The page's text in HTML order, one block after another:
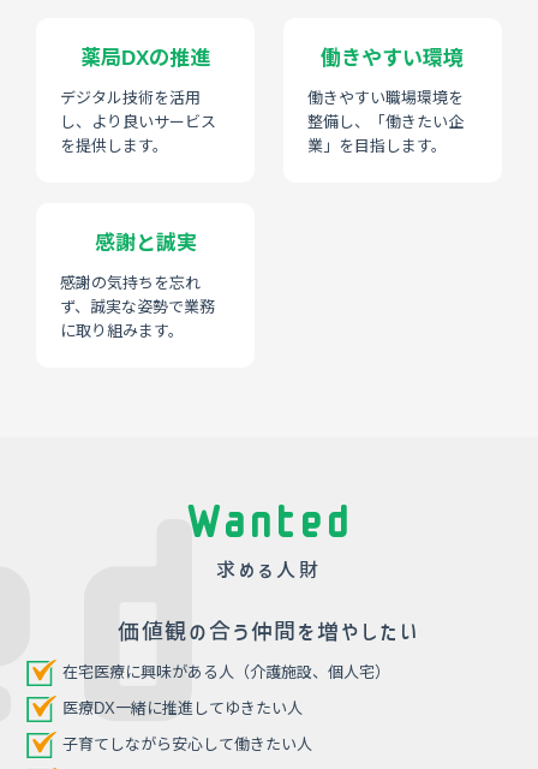
薬局DXの推進
デジタル技術を活用
し、より良いサービス
を提供します。
働きやすい環境
働きやすい職場環境を
整備し、「働きたい企
業」を目指します。
感謝と誠実
感謝の気持ちを忘れ
ず、誠実な姿勢で業務
に取り組みます。
Wanted
求める人財
価値観の合う仲間を増やしたい
在宅医療に興味がある人（介護施設、個人宅）
医療DX一緒に推進してゆきたい人
子育てしながら安心して働きたい人